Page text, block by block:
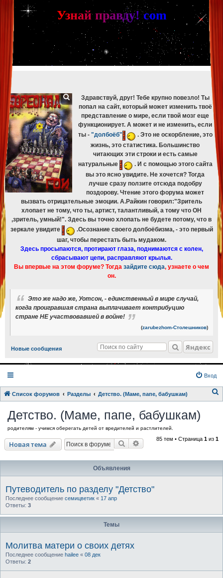
[phpBB Debug] PHP Warning : in file [ROOT]/phpbb/db/driver/mysqli.php
mysqli_fetch_assoc(): Couldn't fetch mysqli_result
[phpBB Debug] PHP Warning: in file[ROOT]/phpbb/db/driver/mysqli.php 329
mysqli_free_result(): Couldn't fetch mysqli_result
[phpBB Debug] PHP Warning
[ROOT]/phpbb/db/driver/mysqli.php on line 265
mysqli_fetch_assoc(): Couldn't fetch mysqli_result
[phpBB Debug] PHP Warning
: in file [ROOT]/phpbb/db/driver/mysqli.php on line329
mysqli_free_result(): Couldn't fetch mysqli_result
[phpBB Debug] PHP Warning: in file [ROOT]/phpbb/db/driver/mysqli.php on line 265
mysqli_fetch_assoc(): Couldn't fetch mysqli_result
[phpBB Debug] PHP Warning
[ROOT]/phpbb/db/driver/mysqli.php on line329:
mysqli_free_result(): Couldn't fetch mysqli_result
Узнай правду! com
Здравствуй, друг! Тебе крупно повезло! Ты
попал на сайт, который может изменить твоё
представление о мире, если твой мозг еще
функционирует. А может и не изменить, если
ты - "долбоёб"
. Это не оскорбление, это
жизнь, это статистика. Большинство
читающих эти строки и есть самые
натуральные
. И с помощью этого сайта
вы это ясно увидите. Не хочется? Тогда
лучше сразу ползите отсюда подобру
поздорову. Чтение этого форума может
вызвать отрицательные эмоции. А.Райкин говорил:"Зритель
хлопает не тому, что ты, артист, талантливый, а тому что ОН
,зритель, умный!". Здесь вы точно хлопать не будете потому, что в
зеркале увидите
.Осознание своего долбоёбизма, - это первый
шаг, чтобы перестать быть мудаком.
Здесь просыпаются, протирают глаза, поднимаются с колен,
сбрасывают цепи, расправляют крылья.
Вы впервые на этом форуме? Тогда зайдите сюда, узнаете о чем
он.
Это же надо же, Уотсон, - единственный в мире случай,
когда проигравшая страна выплачивает контрибуцию
стране НЕ участвовавшей в войне!
(zarubezhom-Столешников)
Новые сообщения Яндекс
Вход
Список форумов Разделы Детство. (Маме, папе, бабушкам)
Детство. (Маме, папе, бабушкам)
родителям - учимся оберегать детей от вредителей и растлителей.
Новая тема Поиск Расширенный поиск
85 тем • Страница 1 из 1
Объявления
Путеводитель по разделу "Детство"
Последнее сообщение семицветик « 17 апр
Ответы: 3
Темы
Молитва матери о своих детях
Последнее сообщение hailee « 08 дек
Ответы: 2